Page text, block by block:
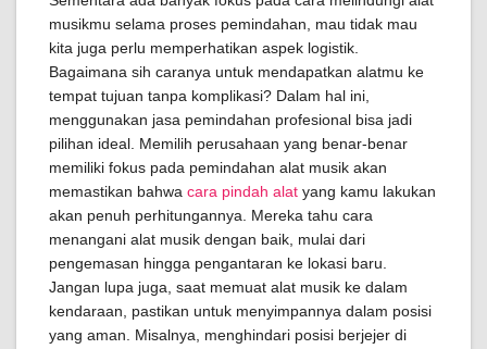
musikmu selama proses pemindahan, mau tidak mau
kita juga perlu memperhatikan aspek logistik.
Bagaimana sih caranya untuk mendapatkan alatmu ke
tempat tujuan tanpa komplikasi? Dalam hal ini,
menggunakan jasa pemindahan profesional bisa jadi
pilihan ideal. Memilih perusahaan yang benar-benar
memiliki fokus pada pemindahan alat musik akan
memastikan bahwa cara pindah alat yang kamu lakukan
akan penuh perhitungannya. Mereka tahu cara
menangani alat musik dengan baik, mulai dari
pengemasan hingga pengantaran ke lokasi baru.
Jangan lupa juga, saat memuat alat musik ke dalam
kendaraan, pastikan untuk menyimpannya dalam posisi
yang aman. Misalnya, menghindari posisi berjejer di